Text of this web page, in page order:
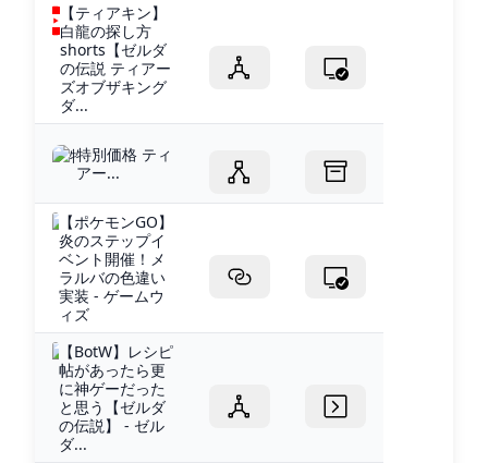
【ティアキン】
白龍の探し方
shorts【ゼルダ
の伝説 ティアー
ズオブザキング
ダ...
特別価格 ティ
アー...
【ポケモンGO】
炎のステップイ
ベント開催！メ
ラルバの色違い
実装 - ゲームウ
ィズ
【BotW】レシピ
帖があったら更
に神ゲーだった
と思う【ゼルダ
の伝説】 - ゼル
ダ...